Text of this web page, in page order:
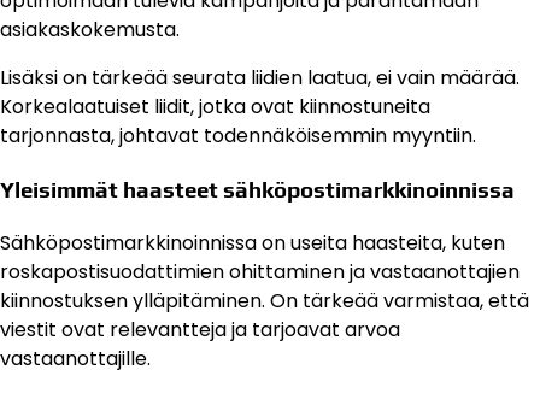
asiakaskokemusta.
Lisäksi on tärkeää seurata liidien laatua, ei vain määrää.
Korkealaatuiset liidit, jotka ovat kiinnostuneita
tarjonnasta, johtavat todennäköisemmin myyntiin.
Yleisimmät haasteet sähköpostimarkkinoinnissa
Sähköpostimarkkinoinnissa on useita haasteita, kuten
roskapostisuodattimien ohittaminen ja vastaanottajien
kiinnostuksen ylläpitäminen. On tärkeää varmistaa, että
viestit ovat relevantteja ja tarjoavat arvoa
vastaanottajille.